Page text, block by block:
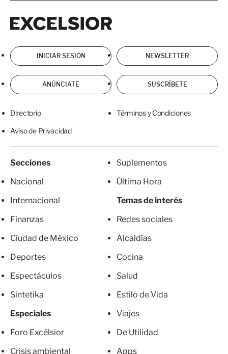
INICIAR SESIÓN NEWSLETTER
ANÚNCIATE SUSCRÍBETE
Directorio Términos y Condiciones
Aviso de Privacidad
Secciones
Nacional
Internacional
Finanzas
Ciudad de México
Deportes
Espectáculos
Sintetika
Especiales
Foro Excélsior
Crisis ambiental
Suplementos
Última Hora
Temas de interés
Redes sociales
Alcaldías
Cocina
Salud
Estilo de Vida
Viajes
De Utilidad
Apps